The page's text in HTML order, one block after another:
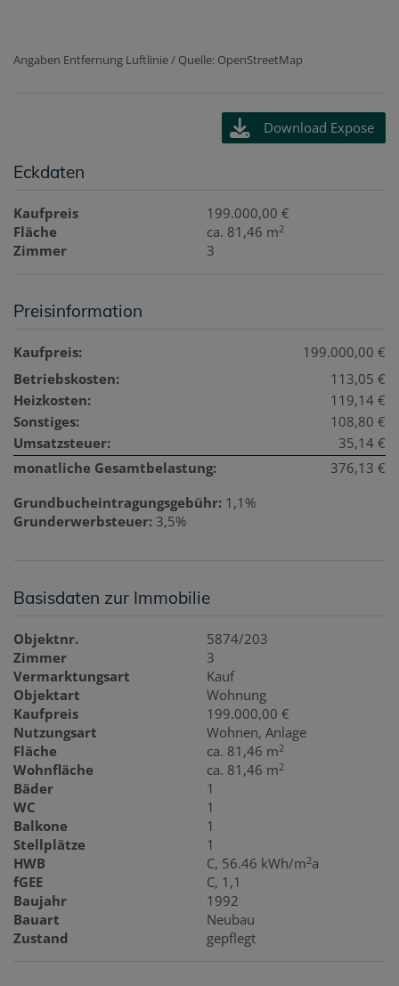
Angaben Entfernung Luftlinie / Quelle: OpenStreetMap
Download Expose
Eckdaten
Kaufpreis
199.000,00 €
Fläche
ca. 81,46 m2
Zimmer 3
Preisinformation
Kaufpreis:
199.000,00 €
Betriebskosten:
113,05 €
Heizkosten:
119,14 €
Sonstiges:
108,80 €
Umsatzsteuer:
35,14 €
monatliche Gesamtbelastung:
376,13 €
Grundbucheintragungsgebühr: 1,1%
Grunderwerbsteuer: 3,5%
Basisdaten zur Immobilie
Objektnr.
5874/203
Zimmer
3
Vermarktungsart
Kauf
Objektart
Wohnung
Kaufpreis
199.000,00 €
Nutzungsart
Wohnen Anlage
Fläche
ca. 81,46 m2
Wohnfläche ca. 81,46 m2
Bäder
1
WC
1
Balkone
1
Stellplätze
1
HWB
C, 56.46 kWh/m2a
fGEE
C, 1,1
Baujahr
1992
Bauart
Neubau
Zustand
gepflegt